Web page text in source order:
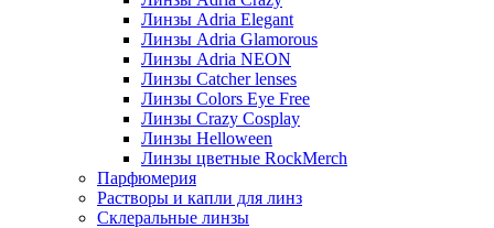
Линзы Adria Elegant
Линзы Adria Glamorous
Линзы Adria NEON
Линзы Catcher lenses
Линзы Colors Eye Free
Линзы Crazy Cosplay
Линзы Helloween
Линзы цветные RockMerch
Парфюмерия
Растворы и капли для линз
Склеральные линзы